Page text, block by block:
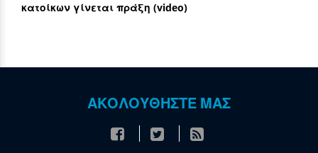
κατοίκων γίνεται πράξη (video)
ΑΚΟΛΟΥΘΗΣΤΕ ΜΑΣ